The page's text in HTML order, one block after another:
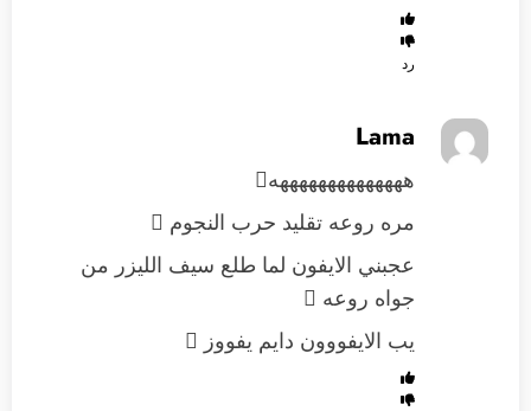
رد
Lama
ههههههههههههههه
مره روعه تقليد حرب النجوم 
عجبني الايفون لما طلع سيف الليزر من
جواه روعه 
يب الايفووون دايم يفووز 